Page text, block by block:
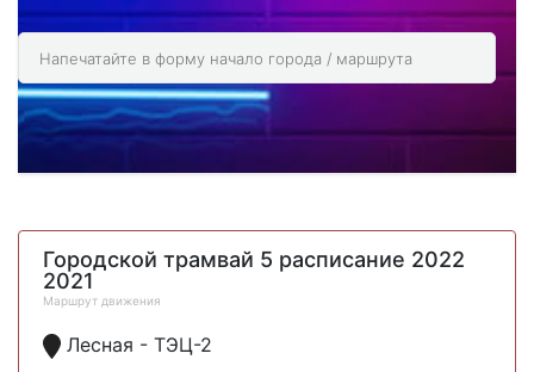
Городской трамвай 5 расписание 2022
2021
Маршрут движения
Лесная - ТЭЦ-2